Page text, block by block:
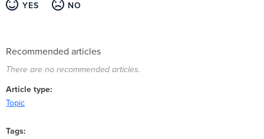
YES NO
Recommended articles
There are no recommended articles.
Article type
Topic
Tags